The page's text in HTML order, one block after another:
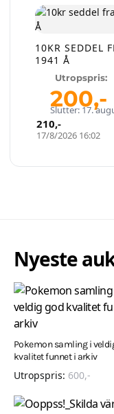
Slutter: 17.
10KR SEDDEL
1941 Å
Utropspris:
200,-
17/8/2026 16:02
210,-
Nyeste
Pokemon samling i
kvalitet funnet i arkiv
Utropspris: 600,-